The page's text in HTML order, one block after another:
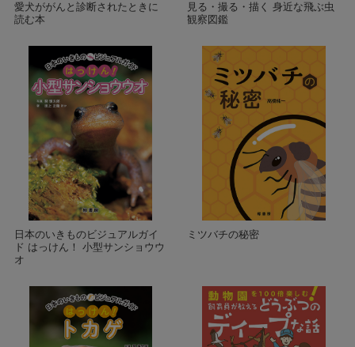
愛犬ががんと診断されたときに
読む本
見る・撮る・描く 身近な飛ぶ虫
観察図鑑
日本のいきものビジュアルガイ
ド はっけん！ 小型サンショウウ
オ
ミツバチの秘密